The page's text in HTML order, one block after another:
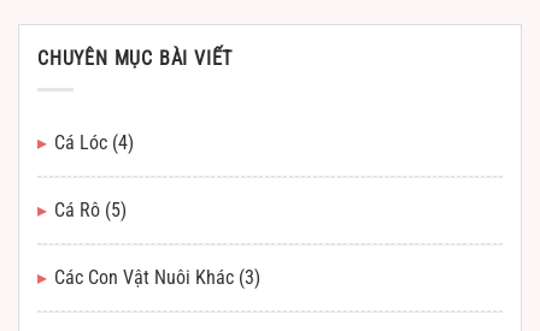
CHUYÊN MỤC BÀI VIẾT
Cá Lóc (4)
Cá Rô (5)
Các Con Vật Nuôi Khác (3)